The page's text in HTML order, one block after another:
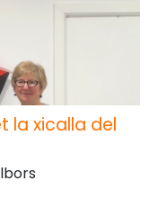
la xicalla del